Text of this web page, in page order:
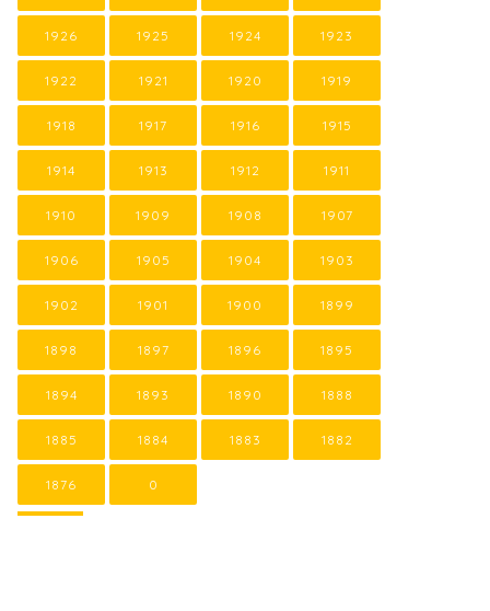
1926 1925 1924 1923
1922 1921 1920 1919
1918 1917 1916 1915
1914 1913 1912 1911
1910 1909 1908 1907
1906 1905 1904 1903
1902 1901 1900 1899
1898 1897 1896 1895
1894 1893 1890 1888
1885 1884 1883 1882
1876 0